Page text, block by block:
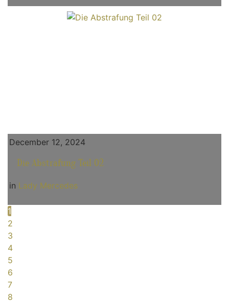
December 12, 2024
Die Abstrafung Teil 02
in Lady Mercedes
1
2
3
4
5
6
7
8